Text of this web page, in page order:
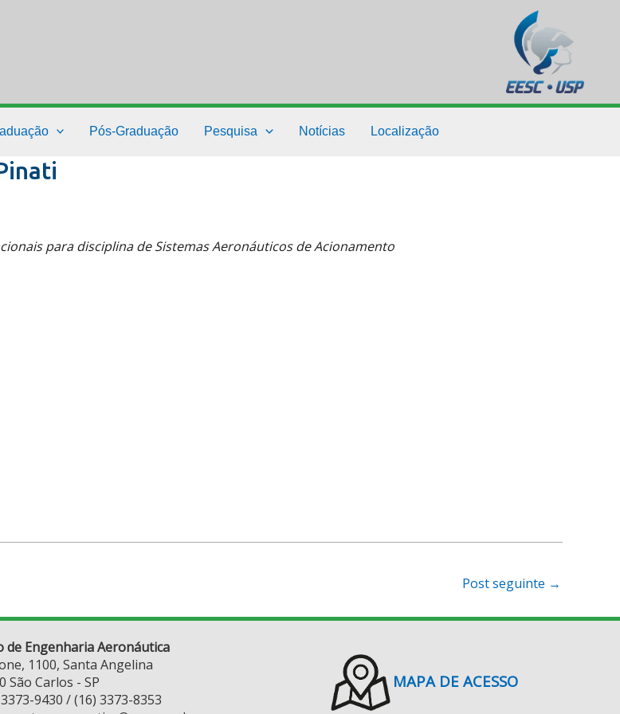
Pós-Graduação Pesquisa Notícias Localização
para disciplina de Sistemas Aeronáuticos de Acionamento
Post seguinte →
de Engenharia Aeronáutica
1100, Santa Angelina
São Carlos - SP
9430 / (16) 3373-8353
MAPA DE ACESSO